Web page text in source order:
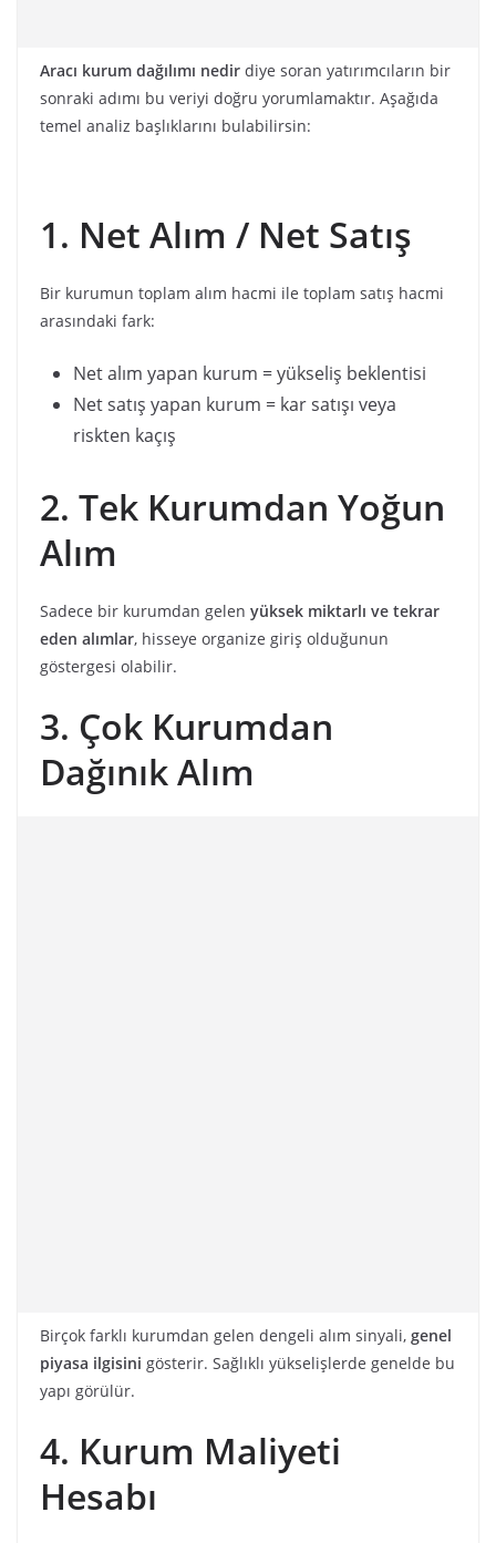
Aracı kurum dağılımı nedir diye soran yatırımcıların bir
sonraki adımı bu veriyi doğru yorumlamaktır. Aşağıda
temel analiz başlıklarını bulabilirsin:
1. Net Alım / Net Satış
Bir kurumun toplam alım hacmi ile toplam satış hacmi
arasındaki fark:
Net alım yapan kurum = yükseliş beklentisi
Net satış yapan kurum = kar satışı veya
riskten kaçış
2. Tek Kurumdan Yoğun
Alım
Sadece bir kurumdan gelen yüksek miktarlı ve tekrar
eden alımlar, hisseye organize giriş olduğunun
göstergesi olabilir.
3. Çok Kurumdan
Dağınık Alım
Birçok farklı kurumdan gelen dengeli alım sinyali, genel
piyasa ilgisini gösterir. Sağlıklı yükselişlerde genelde bu
yapı görülür.
4. Kurum Maliyeti
Hesabı